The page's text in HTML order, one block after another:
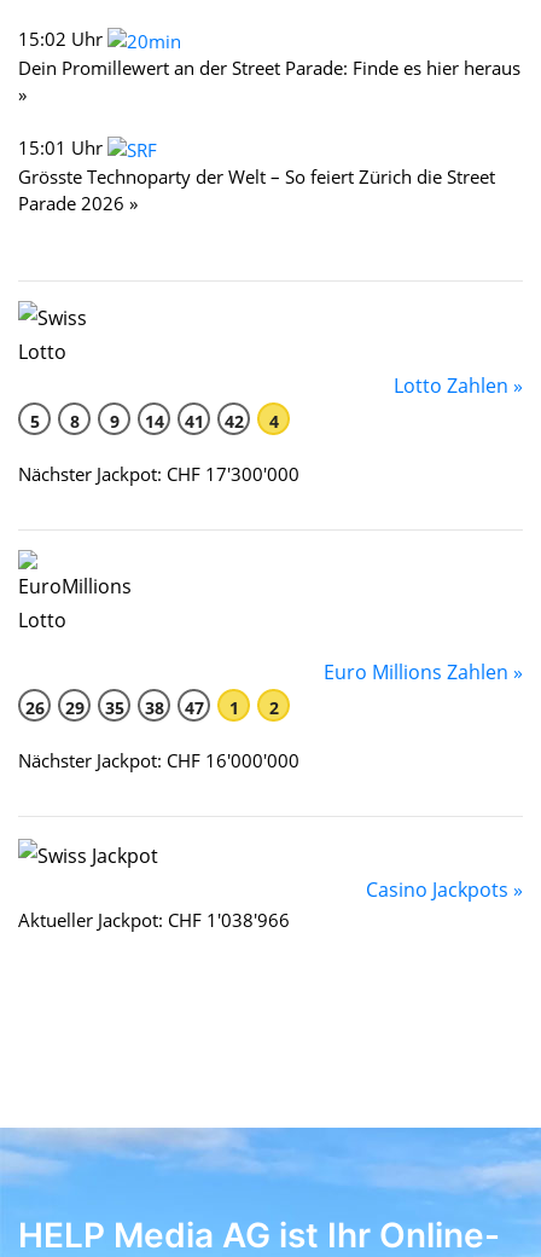
15:02 Uhr
Dein Promillewert an der Street Parade: Finde es hier heraus
»
15:01 Uhr
Grösste Technoparty der Welt – So feiert Zürich die Street
Parade 2026 »
Lotto Zahlen »
5 8 9 14 41 42 4
Nächster Jackpot: CHF 17'300'000
Euro Millions Zahlen »
26 29 35 38 47 1 2
Nächster Jackpot: CHF 16'000'000
Casino Jackpots »
Aktueller Jackpot: CHF 1'038'966
HELP Media AG ist Ihr Online-